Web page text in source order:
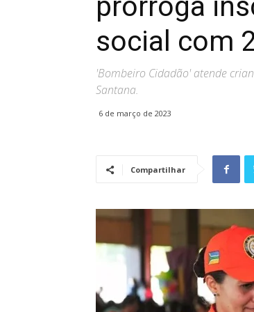
social com
'Bombeiro Cidadão' atende
Santana.
6 de março de 2023
Compartilhar